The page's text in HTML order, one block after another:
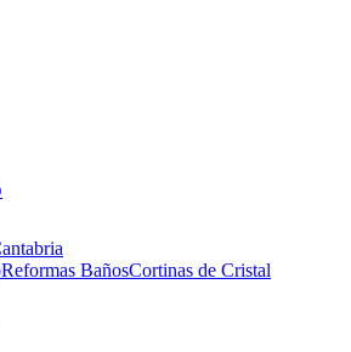
Reformas BañosCortinas de Cristal